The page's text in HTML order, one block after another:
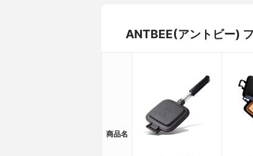
ANTBEE(アントビー)
商品名